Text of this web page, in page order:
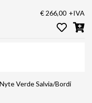
€ 266,00 +IVA
Verde Salvia/Bordi